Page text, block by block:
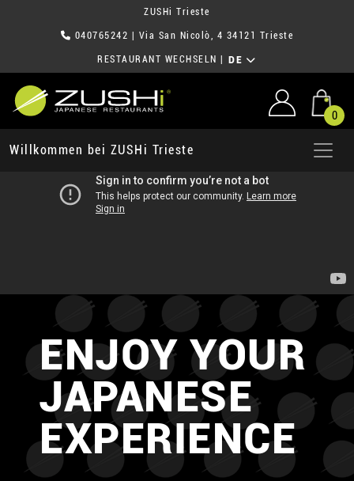
ZUSHi Trieste
040765242 | Via San Nicolò, 4 34121 Trieste
RESTAURANT WECHSELN DE
0
Willkommen bei ZUSHi Trieste
ENJOY YOUR
JAPANESE
EXPERIENCE